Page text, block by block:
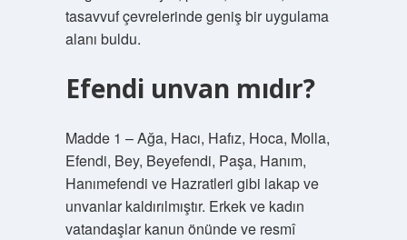
tasavvuf çevrelerinde geniş bir uygulama
alanı buldu.
Efendi unvan mıdır?
Madde 1 – Ağa, Hacı, Hafız, Hoca, Molla,
Efendi, Bey, Beyefendi, Paşa, Hanım,
Hanımefendi ve Hazratleri gibi lakap ve
unvanlar kaldırılmıştır. Erkek ve kadın
vatandaşlar kanun önünde ve resmî